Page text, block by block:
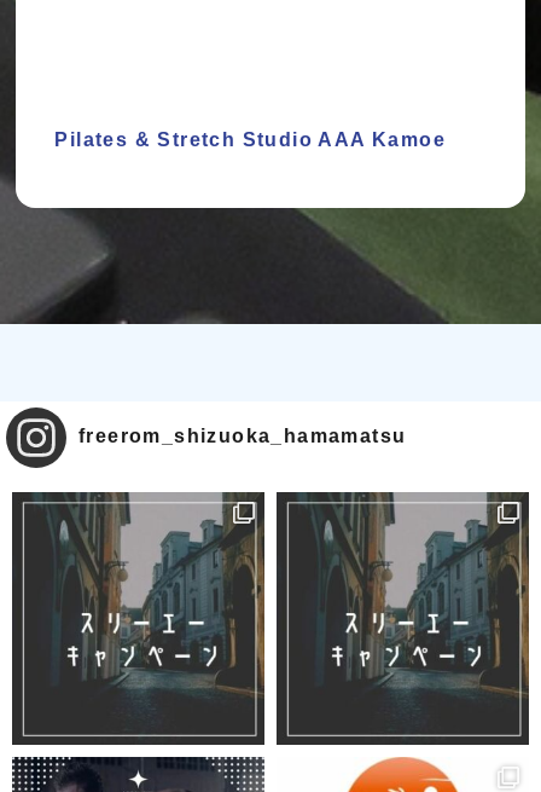
Pilates & Stretch Studio AAA Kamoe
freerom_shizuoka_hamamatsu